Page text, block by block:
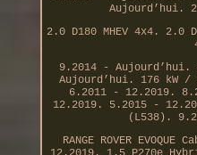
Aujourd’hui.
2.0 D180 MHEV 4x4. 2.0
9.2014 - Aujourd’hui.
Aujourd’hui. 176 kW
6.2011 - 12.2019.
12.2019. 5.2015 -
(L538).
RANGE ROVER